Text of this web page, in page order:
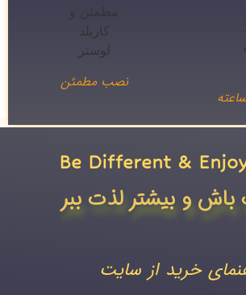
نصب مطمئن
Be Different &
باش و بیشتر لذت ببر
خرید از سایت